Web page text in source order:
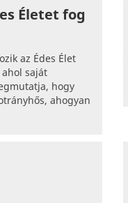
Életet fog
az Édes Élet
saját
hogy
ahogyan